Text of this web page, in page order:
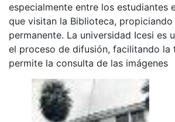
especialmente entre los estudiantes
que visitan la Biblioteca,
permanente. La universidad Icesi es
el proceso de difusión, facilitando la
permite la consulta de las imágenes